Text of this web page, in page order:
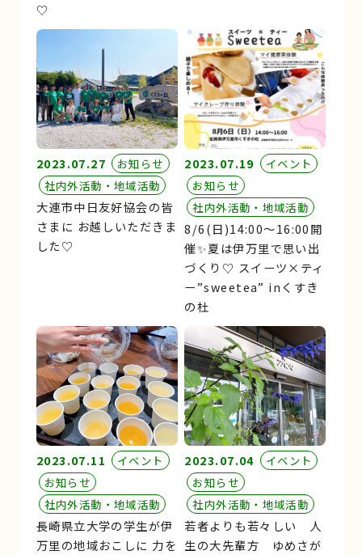
♡
2023.07.27
お知らせ
社内外活動・地域活動
大連市中日友好協会の皆
さまに お越しいただきま
した♡
2023.07.19
イベント
お知らせ
社内外活動・地域活動
8/6(日)14:00～16:00開
催✨夏は伊万里で思い出
づくり♡ スイーツ×ティ
ー”sweetea” inくすき
の杜
2023.07.11
イベント
お知らせ
社内外活動・地域活動
長崎県立大学の学生が伊
万里の地域おこしに 力を
2023.07.04
イベント
お知らせ
社内外活動・地域活動
若者よりも若々しい 人
生の大先輩方 ゆめさが